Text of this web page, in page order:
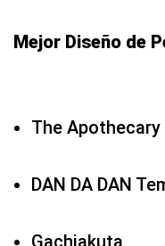
Mejor Diseño de
The
DAN DA DAN
Gachiakuta